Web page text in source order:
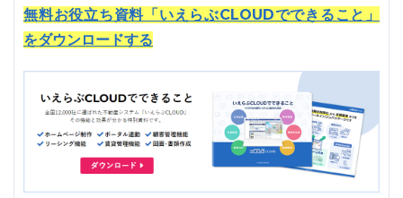
無料お役立ち資料「いえらぶCLOUDでできること」
をダウンロードする